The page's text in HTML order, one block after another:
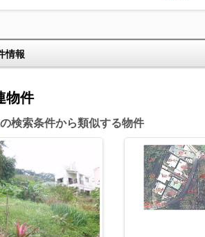
情報
物件
検索条件から類似する物件